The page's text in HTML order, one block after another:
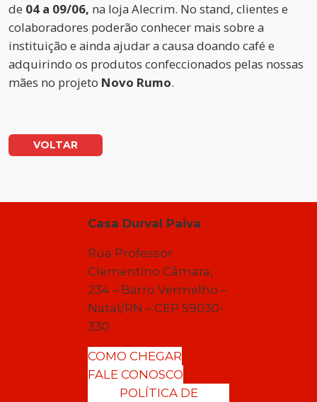
de 04 a 09/06, na loja Alecrim. No stand, clientes e
colaboradores poderão conhecer mais sobre a
instituição e ainda ajudar a causa doando café e
adquirindo os produtos confeccionados pelas nossas
mães no projeto Novo Rumo.
VOLTAR
Casa Durval Paiva
Rua Professor
Clementino Câmara,
234 – Barro Vermelho –
Natal/RN – CEP 59030-
330
COMO CHEGAR
FALE CONOSCO
POLÍTICA DE